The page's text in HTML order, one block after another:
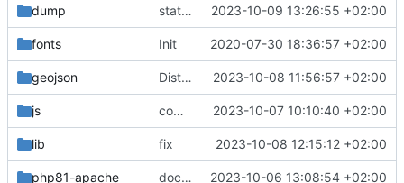
dump statistics 2023-10-09 13:26:55 +02:00
fonts Init 2020-07-30 18:36:57 +02:00
geojson Districts expanded 2023-10-08 11:56:57 +02:00
js composer 2023-10-07 10:10:40 +02:00
lib fix 2023-10-08 12:15:12 +02:00
php81-apache docker 2023-10-06 13:08:54 +02:00